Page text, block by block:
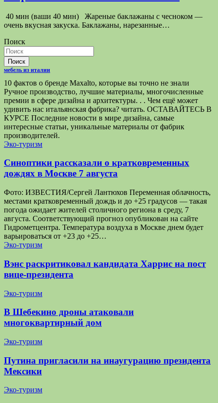
40 мин (ваши 40 мин) Жареные баклажаны с чесноком —
очень вкусная закуска. Баклажаны, нарезанные…
Поиск
Поиск
мебель из италии
10 фактов о бренде Maxalto, которые вы точно не знали
Ручное производство, лучшие материалы, многочисленные
премии в сфере дизайна и архитектуры. . . Чем ещё может
удивить нас итальянская фабрика? читать. ОСТАВАЙТЕСЬ В
КУРСЕ Последние новости в мире дизайна, самые
интересные статьи, уникальные материалы от фабрик
производителей.
Эко-туризм
Синоптики рассказали о кратковременных
дождях в Москве 7 августа
Фото: ИЗВЕСТИЯ/Сергей Лантюхов Переменная облачность,
местами кратковременный дождь и до +25 градусов — такая
погода ожидает жителей столичного региона в среду, 7
августа. Соответствующий прогноз опубликован на сайте
Гидрометцентра. Температура воздуха в Москве днем будет
варьироваться от +23 до +25…
Эко-туризм
Вэнс раскритиковал кандидата Харрис на пост
вице-президента
Эко-туризм
В Шебекино дроны атаковали
многоквартирный дом
Эко-туризм
Путина пригласили на инаугурацию президента
Мексики
Эко-туризм